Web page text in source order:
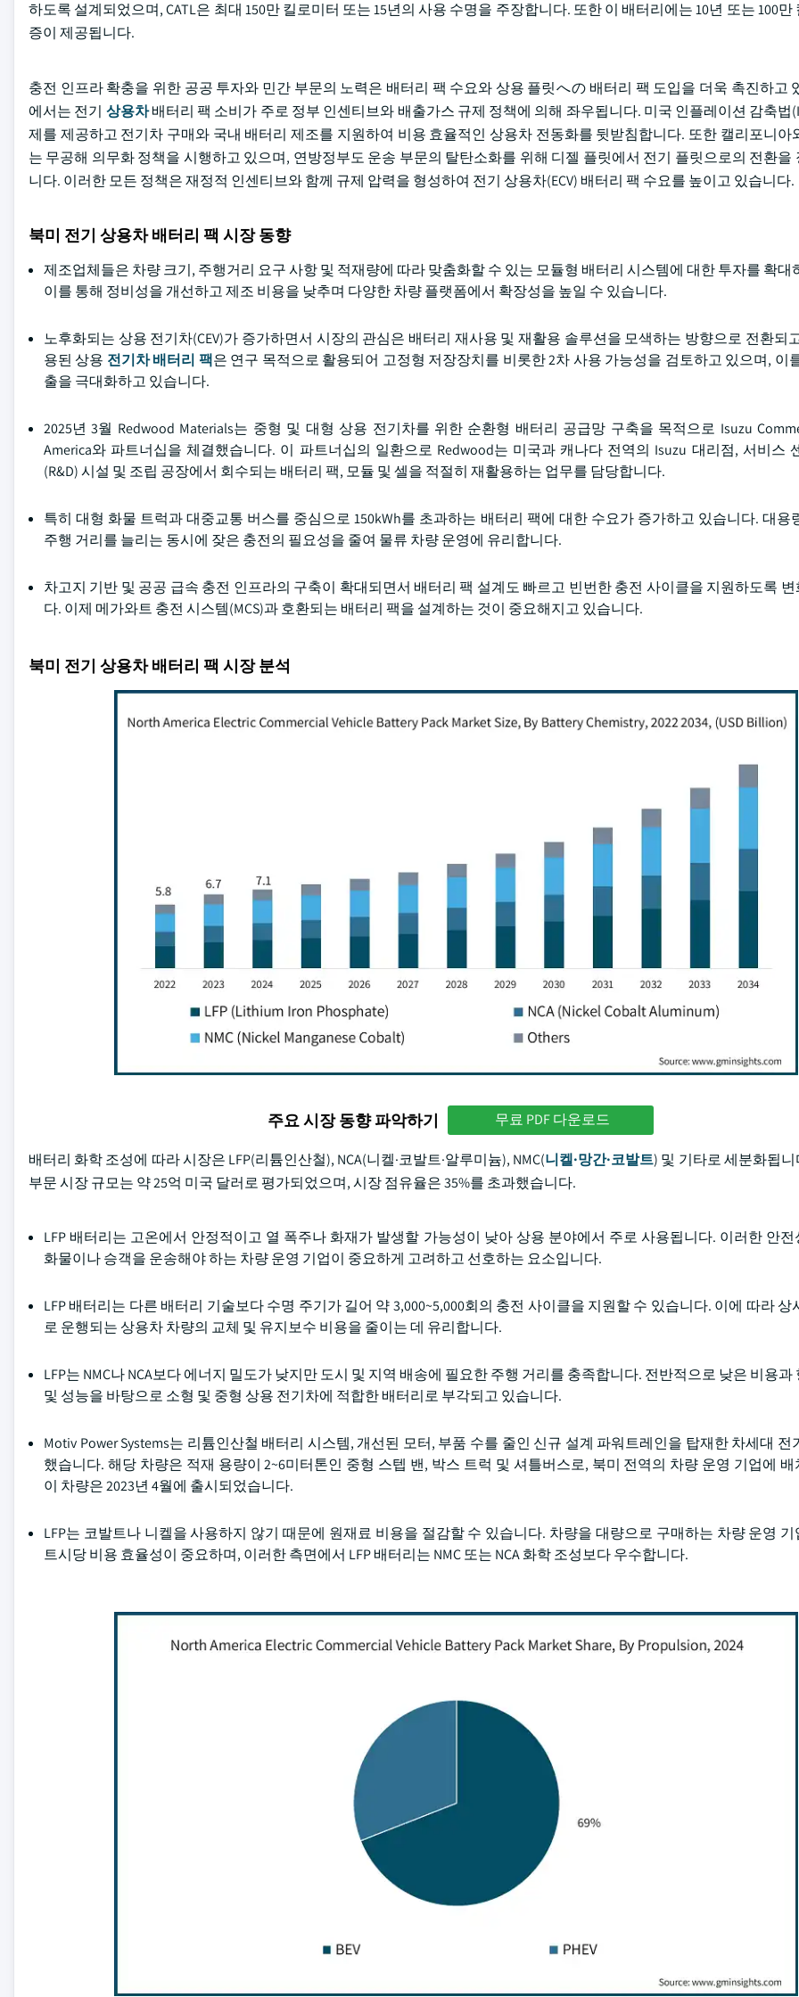
하도록 설계되었으며, CATL은 최대 150만 킬로미터 또는 15년의 사용 수명을 주장합니다. 또한 이 배터리에는 10년 또는 100
증이 제공됩니다.
충전 인프라 확충을 위한 공공 투자와 민간 부문의 노력은 배터리 팩 수요와 상용 플릿への 배터리 팩 도입을 더욱 촉진하고
에서는 전기 상용차배터리 팩 소비가 주로 정부 인센티브와 배출가스 규제 정책에 의해 좌우됩니다. 미국 인플레이션 감축법
제를 제공하고 전기차 구매와 국내 배터리 제조를 지원하여 비용 효율적인 상용차 전동화를 뒷받침합니다. 또한 캘리포니아
는 무공해 의무화 정책을 시행하고 있으며, 연방정부도 운송 부문의 탈탄소화를 위해 디젤 플릿에서 전기 플릿으로의 전환을
니다. 이러한 모든 정책은 재정적 인센티브와 함께 규제 압력을 형성하여 전기 상용차(ECV) 배터리 팩 수요를 높이고 있습니다.
북미 전기 상용차 배터리 팩 시장 동향
제조업체들은 차량 크기, 주행거리 요구 사항 및 적재량에 따라 맞춤화할 수 있는 모듈형 배터리 시스템에 대한 투자를 확대
이를 통해 정비성을 개선하고 제조 비용을 낮추며 다양한 차량 플랫폼에서 확장성을 높일 수 있습니다.
노후화되는 상용 전기차(CEV)가 증가하면서 시장의 관심은 배터리 재사용 및 재활용 솔루션을 모색하는 방향으로 전환되
용된 상용 전기차 배터리 팩은 연구 목적으로 활용되어 고정형 저장장치를 비롯한 2차 사용 가능성을 검토하고 있으며, 이
출을 극대화하고 있습니다.
2025년 3월 Redwood Materials는 중형 및 대형 상용 전기차를 위한 순환형 배터리 공급망 구축을 목적으로 Isuzu
America와 파트너십을 체결했습니다. 이 파트너십의 일환으로 Redwood는 미국과 캐나다 전역의 Isuzu 대리점, 서비스
(R&D) 시설 및 조립 공장에서 회수되는 배터리 팩, 모듈 및 셀을 적절히 재활용하는 업무를 담당합니다.
특히 대형 화물 트럭과 대중교통 버스를 중심으로 150kWh를 초과하는 배터리 팩에 대한 수요가 증가하고 있습니다. 대용
주행 거리를 늘리는 동시에 잦은 충전의 필요성을 줄여 물류 차량 운영에 유리합니다.
차고지 기반 및 공공 급속 충전 인프라의 구축이 확대되면서 배터리 팩 설계도 빠르고 빈번한 충전 사이클을 지원하도록
다. 이제 메가와트 충전 시스템(MCS)과 호환되는 배터리 팩을 설계하는 것이 중요해지고 있습니다.
북미 전기 상용차 배터리 팩 시장 분석
주요 시장 동향 파악하기 무료 PDF 다운로드
배터리 화학 조성에 따라 시장은 LFP(리튬인산철), NCA(니켈·코발트·알루미늄), NMC(니켈·망간·코발트) 및 기타로 세분화됩니
부문 시장 규모는 약 25억 미국 달러로 평가되었으며, 시장 점유율은 35%를 초과했습니다.
LFP 배터리는 고온에서 안정적이고 열 폭주나 화재가 발생할 가능성이 낮아 상용 분야에서 주로 사용됩니다. 이러한 안
화물이나 승객을 운송해야 하는 차량 운영 기업이 중요하게 고려하고 선호하는 요소입니다.
LFP 배터리는 다른 배터리 기술보다 수명 주기가 길어 약 3,000~5,000회의 충전 사이클을 지원할 수 있습니다. 이에 따라 상
로 운행되는 상용차 차량의 교체 및 유지보수 비용을 줄이는 데 유리합니다.
LFP는 NMC나 NCA보다 에너지 밀도가 낮지만 도시 및 지역 배송에 필요한 주행 거리를 충족합니다. 전반적으로 낮은 비용
및 성능을 바탕으로 소형 및 중형 상용 전기차에 적합한 배터리로 부각되고 있습니다.
Motiv Power Systems는 리튬인산철 배터리 시스템, 개선된 모터, 부품 수를 줄인 신규 설계 파워트레인을 탑재한 차세대 전
했습니다. 해당 차량은 적재 용량이 2~6미터톤인 중형 스텝 밴, 박스 트럭 및 셔틀버스로, 북미 전역의 차량 운영 기업에
이 차량은 2023년 4월에 출시되었습니다.
LFP는 코발트나 니켈을 사용하지 않기 때문에 원재료 비용을 절감할 수 있습니다. 차량을 대량으로 구매하는 차량 운영
트시당 비용 효율성이 중요하며, 이러한 측면에서 LFP 배터리는 NMC 또는 NCA 화학 조성보다 우수합니다.